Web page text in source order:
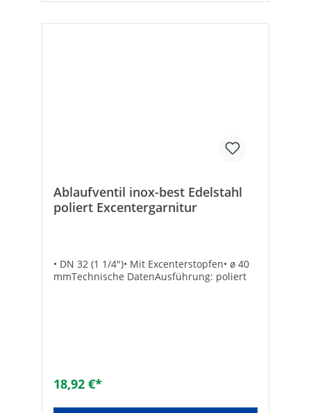
Ablaufventil inox-best Edelstahl
poliert Excentergarnitur
• DN 32 (1 1/4")• Mit Excenterstopfen• ø 40
mmTechnische DatenAusführung: poliert
18,92 €*